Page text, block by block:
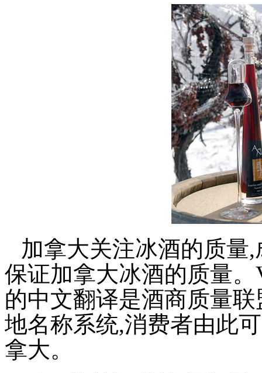
加拿大关注冰酒的质量
保证加拿大冰酒的质量。
的中文翻译是酒商质量
地名称系统,消费者由此
拿大。